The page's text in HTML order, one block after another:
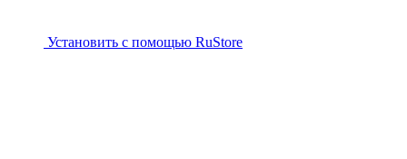
Установить с помощью RuStore